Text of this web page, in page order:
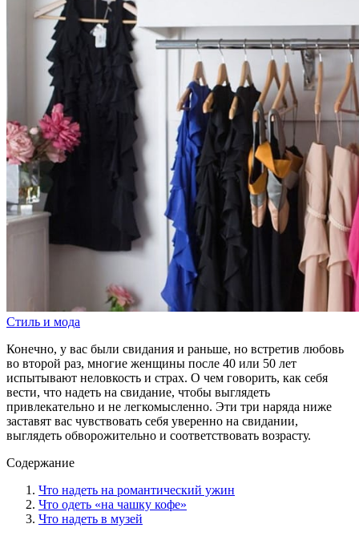
Стиль и мода
Конечно, у вас были свидания и раньше, но встретив любовь
во второй раз, многие женщины после 40 или 50 лет
испытывают неловкость и страх. О чем говорить, как себя
вести, что надеть на свидание, чтобы выглядеть
привлекательно и не легкомысленно. Эти три наряда ниже
заставят вас чувствовать себя уверенно на свидании,
выглядеть обворожительно и соответствовать возрасту.
Содержание
Что надеть на романтический ужин
Что одеть «на чашку кофе»
Что надеть в музей